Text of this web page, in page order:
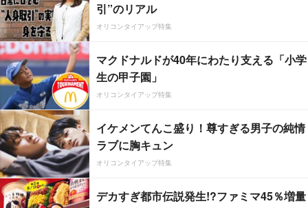
引”のリアル
オリコンタイアップ特集
マクドナルドが40年にわたり支える「小学
生の甲子園」
オリコンタイアップ特集
イケメンてんこ盛り！尊すぎる男子の純情
ラブに胸キュン
オリコンタイアップ特集
デカすぎ都市伝説発生!?ファミマ45％増量